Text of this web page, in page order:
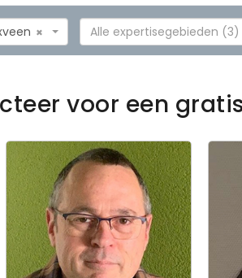
× Alle expertisegebieden (3)
voor een